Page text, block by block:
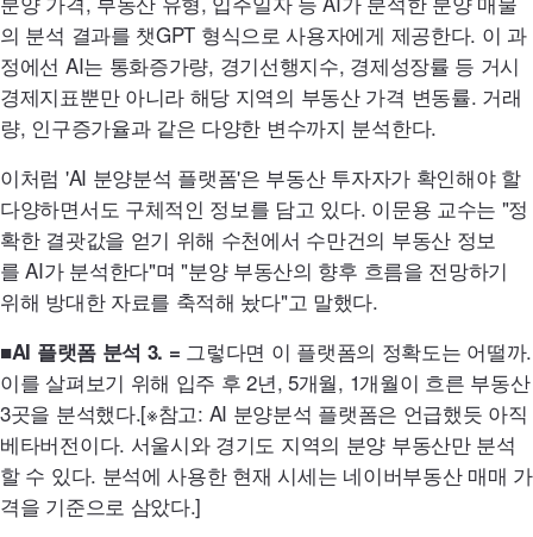
의 분석 결과를 챗GPT 형식으로 사용자에게 제공한다. 이 과
정에선 AI는 통화증가량, 경기선행지수, 경제성장률 등 거시
경제지표뿐만 아니라 해당 지역의 부동산 가격 변동률. 거래
량, 인구증가율과 같은 다양한 변수까지 분석한다.
이처럼 'AI 분양분석 플랫폼'은 부동산 투자자가 확인해야 할
다양하면서도 구체적인 정보를 담고 있다. 이문용 교수는 "정
확한 결괏값을 얻기 위해 수천에서 수만건의 부동산 정보
를AI가 분석한다"며 "분양 부동산의 향후 흐름을 전망하기
위해 방대한 자료를 축적해 놨다"고 말했다.
■AI 플랫폼 분석 3. = 그렇다면 이 플랫폼의 정확도는 어떨까.
이를 살펴보기 위해 입주 후 2년, 5개월, 1개월이 흐른 부동산
3곳을 분석했다.[※참고: AI 분양분석 플랫폼은 언급했듯 아직
베타버전이다. 서울시와 경기도 지역의 분양 부동산만 분석
할 수 있다. 분석에 사용한 현재 시세는 네이버부동산 매매 가
격을 기준으로 삼았다.]